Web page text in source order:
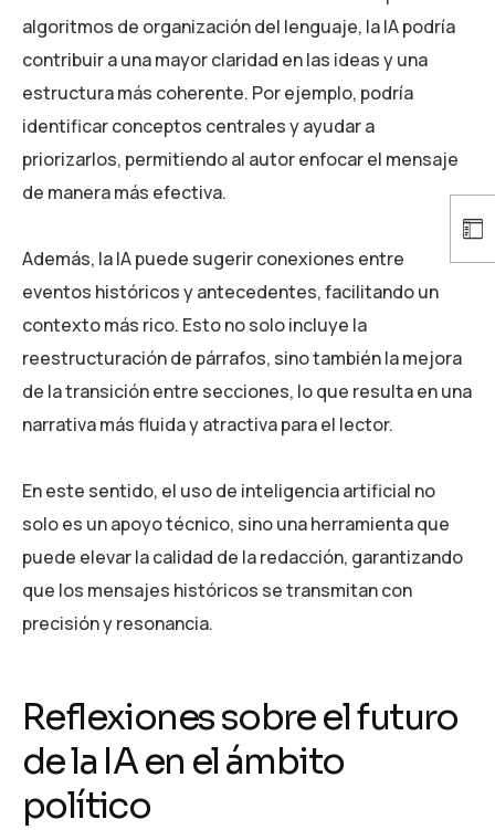
algoritmos de organización del lenguaje, la IA podría
contribuir a una mayor claridad en las ideas y una
estructura más coherente. Por ejemplo, podría
identificar conceptos centrales y ayudar a
priorizarlos, permitiendo al autor enfocar el mensaje
de manera más efectiva.
Además, la IA puede sugerir conexiones entre
eventos históricos y antecedentes, facilitando un
contexto más rico. Esto no solo incluye la
reestructuración de párrafos, sino también la mejora
de la transición entre secciones, lo que resulta en una
narrativa más fluida y atractiva para el lector.
En este sentido, el uso de inteligencia artificial no
solo es un apoyo técnico, sino una herramienta que
puede elevar la calidad de la redacción, garantizando
que los mensajes históricos se transmitan con
precisión y resonancia.
Reflexiones sobre el futuro
de la IA en el ámbito
político